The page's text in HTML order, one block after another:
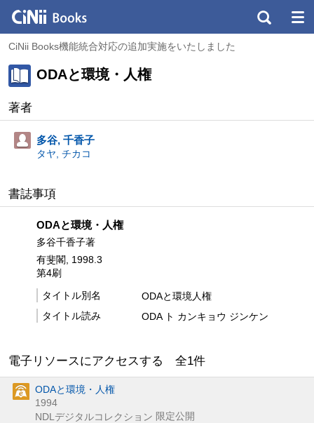
CiNii Books機能統合対応の追加実施をいたしました
ODAと環境・人権
著者
多谷, 千香子
タヤ, チカコ
書誌事項
ODAと環境・人権
多谷千香子著
有斐閣, 1998.3
第4刷
タイトル別名
ODAと環境人権
タイトル読み
ODA ト カンキョウ ジンケン
電子リソースにアクセスする 全1件
ODAと環境・人権
1994
NDLデジタルコレクション 限定公開